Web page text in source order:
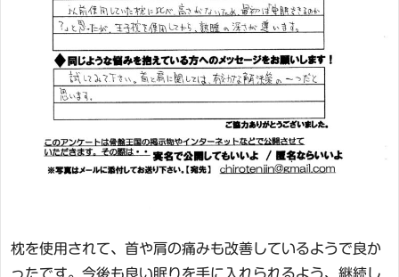
枕を使用されて、首や肩の痛みも改善しているようで良か
ったです。今後も良い眠りを手に入れられるよう、継続し